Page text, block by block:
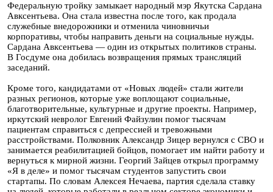
Федеральную тройку замыкает народный мэр Якутска Сардана
Авксентьева. Она стала известна после того, как продала
служебные внедорожники и отменила чиновничьи
корпоративы, чтобы направить деньги на социальные нужды.
Сардана Авксентьева — один из открытых политиков страны.
В Госдуме она добилась возвращения прямых трансляций
заседаний.
Кроме того, кандидатами от «Новых людей» стали жители
разных регионов, которые уже воплощают социальные,
благотворительные, культурные и другие проекты. Например,
иркутский невролог Евгений Файзулин помог тысячам
пациентам справиться с депрессией и тревожными
расстройствами. Полковник Александр Зицер вернулся с СВО и
занимается реабилитацией бойцов, помогает им найти работу и
вернуться к мирной жизни. Георгий Зайцев открыл программу
«Я в деле» и помог тысячам студентов запустить свои
стартапы. По словам Алексея Нечаева, партия сделала ставку